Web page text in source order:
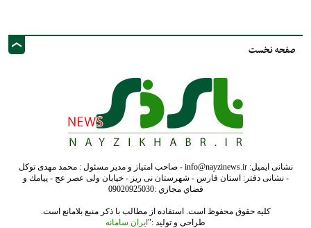
صفحه نخست
نشانی ایمیل: info@nayzinews.ir - صاحب امتیاز و مدیر مسئول : محمد مهدی توکل
- نشانی دفتر: استان فارس - شهرستان نی ریز - خیابان ولی عصر عج - پيامك و
فضاي مجازي :09020925030
کلیه حقوق محفوظ است. استفاده از مطالب با ذکر منبع بلامانع است.
طراحی و تولید :"ایران سامانه